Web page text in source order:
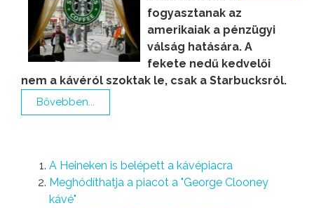
fogyasztanak az
amerikaiak a pénzügyi
válság hatására. A
fekete nedű kedvelői
nem a kávéról szoktak le, csak a Starbucksról.
Bővebben...
A Heineken is belépett a kávépiacra
Meghódíthatja a piacot a "George Clooney
kávé"